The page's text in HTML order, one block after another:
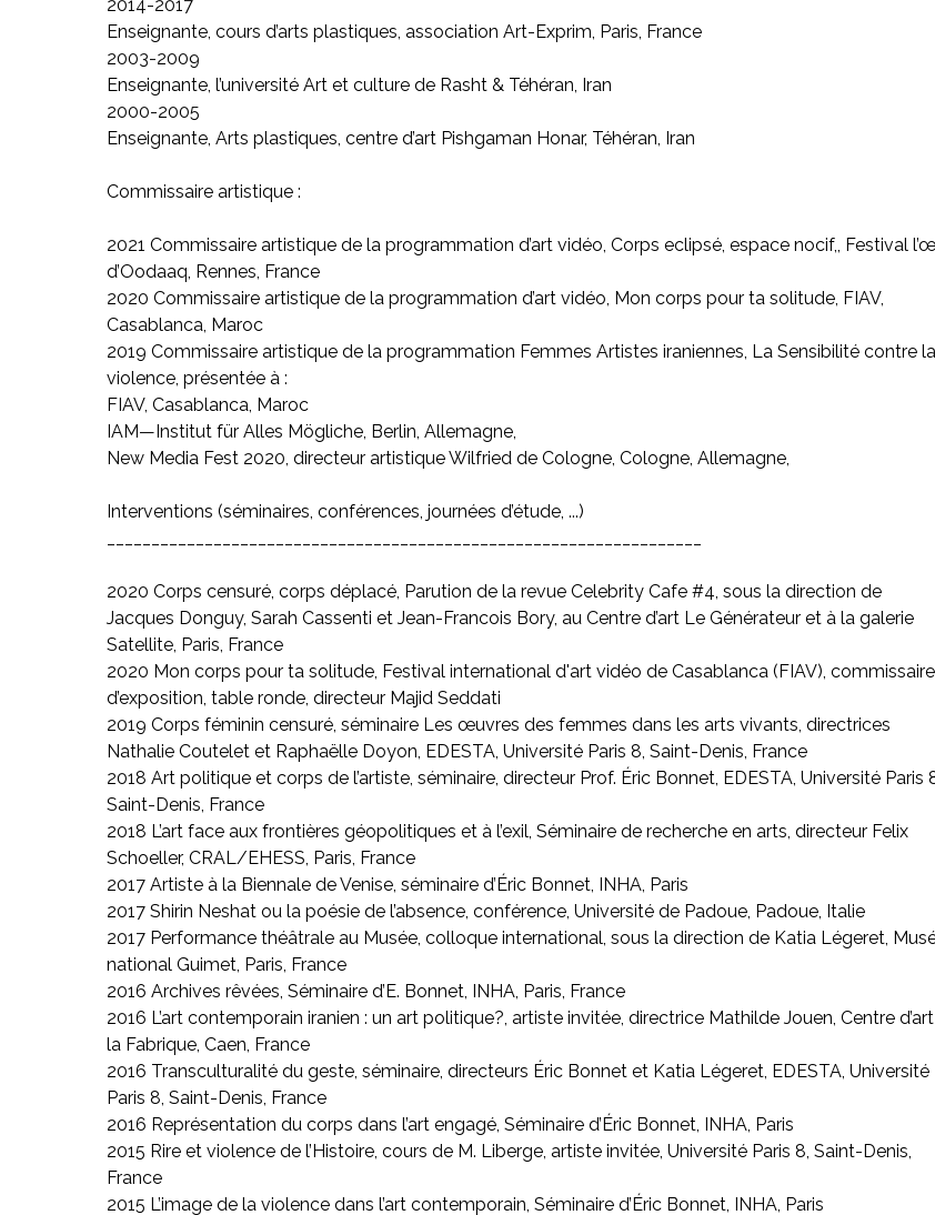
2014-2017
Enseignante, cours d’arts plastiques, association Art-Exprim, Paris, France
2003-2009
Enseignante, l’université Art et culture de Rasht & Téhéran, Iran
2000-2005
Enseignante, Arts plastiques, centre d’art Pishgaman Honar, Téhéran, Iran
Commissaire artistique :
2021 Commissaire artistique de la programmation d’art vidéo, Corps eclipsé, espace nocif,, Festival
d’Oodaaq, Rennes, France
2020 Commissaire artistique de la programmation d’art vidéo, Mon corps pour ta solitude, FIAV,
Casablanca, Maroc
2019 Commissaire artistique de la programmation Femmes Artistes iraniennes, La Sensibilité contre la
violence, présentée à :
FIAV, Casablanca, Maroc
IAM—Institut für Alles Mögliche, Berlin, Allemagne,
New Media Fest 2020, directeur artistique Wilfried de Cologne, Cologne, Allemagne,
Interventions (séminaires, conférences, journées d’étude, ...)
2020 Corps censuré, corps déplacé, Parution de la revue Celebrity Cafe #4, sous la direction de
Jacques Donguy, Sarah Cassenti et Jean-Francois Bory, au Centre d’art Le Générateur et à la galerie
Satellite, Paris, France
2020 Mon corps pour ta solitude, Festival international d'art vidéo de Casablanca (FIAV), commissaire
d’exposition, table ronde, directeur Majid Seddati
2019 Corps féminin censuré, séminaire Les œuvres des femmes dans les arts vivants, directrices
Nathalie Coutelet et Raphaëlle Doyon, EDESTA, Université Paris 8, Saint-Denis, France
2018 Art politique et corps de l’artiste, séminaire, directeur Prof. Éric Bonnet, EDESTA, Université Paris
Saint-Denis, France
2018 L’art face aux frontières géopolitiques et à l’exil, Séminaire de recherche en arts, directeur Felix
Schoeller, CRAL/EHESS, Paris, France
2017 Artiste à la Biennale de Venise, séminaire d’Éric Bonnet, INHA, Paris
2017 Shirin Neshat ou la poésie de l’absence, conférence, Université de Padoue, Padoue, Italie
2017 Performance théâtrale au Musée, colloque international, sous la direction de Katia Légeret,
national Guimet, Paris, France
2016 Archives rêvées, Séminaire d’E. Bonnet, INHA, Paris, France
2016 L’art contemporain iranien : un art politique?, artiste invitée, directrice Mathilde Jouen, Centre d’art
la Fabrique, Caen, France
2016 Transculturalité du geste, séminaire, directeurs Éric Bonnet et Katia Légeret, EDESTA, Université
Paris 8, Saint-Denis, France
2016 Représentation du corps dans l’art engagé, Séminaire d’Éric Bonnet, INHA, Paris
2015 Rire et violence de l’Histoire, cours de M. Liberge, artiste invitée, Université Paris 8, Saint-Denis,
France
2015 L’image de la violence dans l’art contemporain, Séminaire d’Éric Bonnet, INHA, Paris